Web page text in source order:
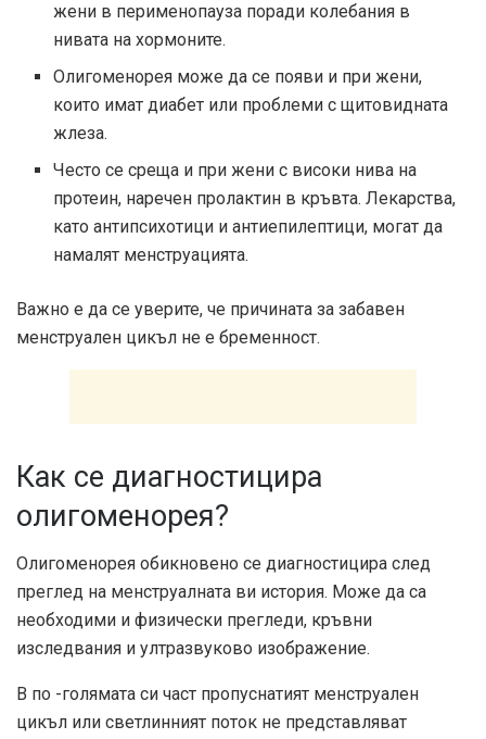
жени в перименопауза поради колебания в
нивата на хормоните.
Олигоменорея може да се появи и при жени,
които имат диабет или проблеми с щитовидната
жлеза.
Често се среща и при жени с високи нива на
протеин, наречен пролактин в кръвта. Лекарства,
като антипсихотици и антиепилептици, могат да
намалят менструацията.
Важно е да се уверите, че причината за забавен
менструален цикъл не е бременност.
Как се диагностицира
олигоменорея?
Олигоменорея обикновено се диагностицира след
преглед на менструалната ви история. Може да са
необходими и физически прегледи, кръвни
изследвания и ултразвуково изображение.
В по -голямата си част пропуснатият менструален
цикъл или светлинният поток не представляват